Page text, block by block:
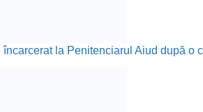
la Penitenciarul Aiud după o